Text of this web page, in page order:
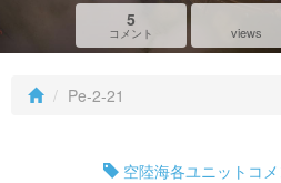
5
コメント views
Pe-2-21
空陸海各ユニットコ